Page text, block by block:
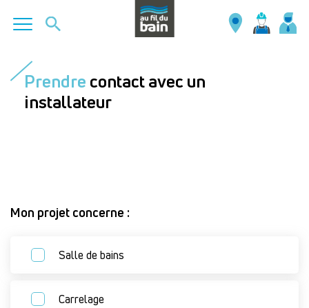
contenu
principal
Prendre contact avec un
installateur
Mon projet concerne :
Salle de bains
Carrelage